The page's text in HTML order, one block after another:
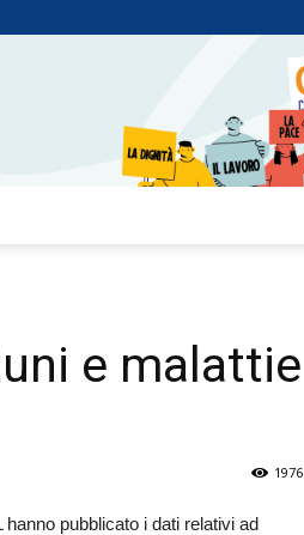
e malattie
1976
hanno pubblicato i dati relativi ad